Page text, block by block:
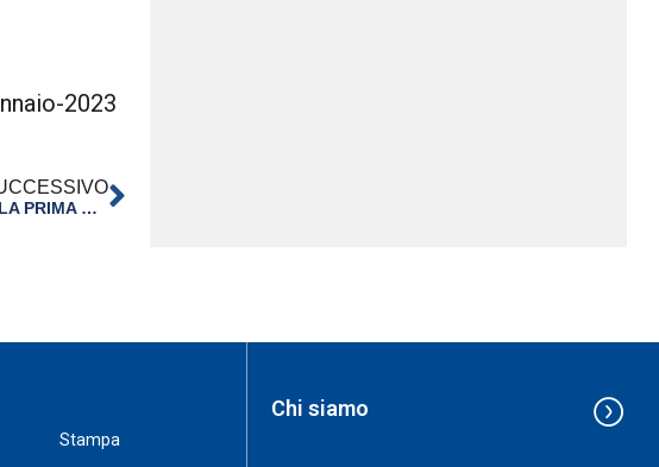
2023
CREI-AMO L’IMPRESA 2022-23 | IL 30 MARZO LA PRIMA CHALLENGE DEL PROGETTO DEI GIOVANI IMPRENDITORI CON GLI STUDENTI DELL’EMILIA-ROMAGNA
Stampa
Chi siamo